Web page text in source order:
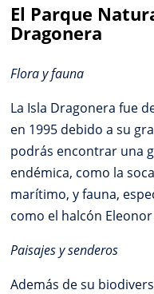
El Parque
Dragonera
Flora y fauna
La Isla Dragonera fue
en 1995 debido a su
podrás encontrar una
endémica, como la
marítimo, y fauna,
como el halcón
Paisajes y senderos
Además de su